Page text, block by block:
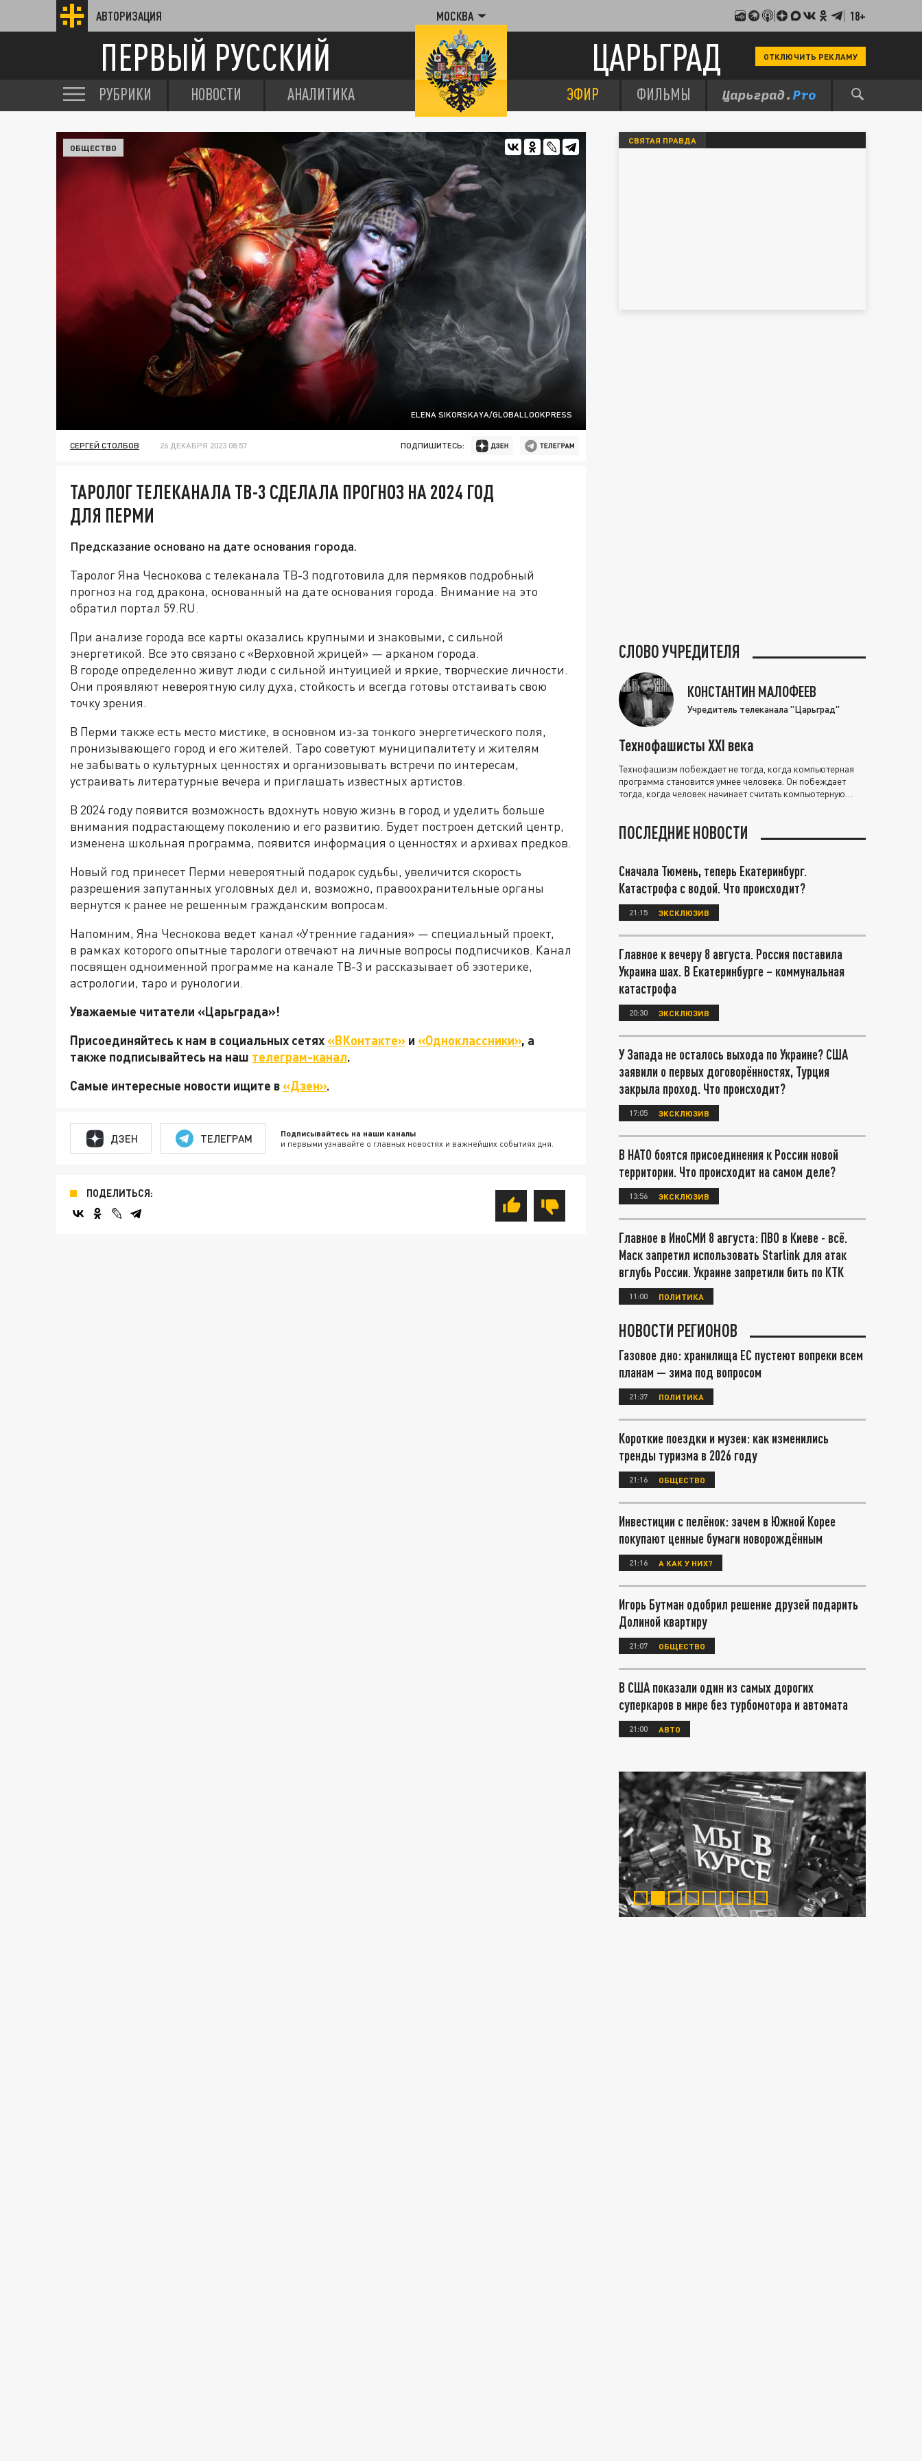
АВТОРИЗАЦИЯ МОСКВА 18+
ПЕРВЫЙ РУССКИЙ ЦАРЬГРАД ОТКЛЮЧИТЬ РЕКЛАМУ
РУБРИКИ НОВОСТИ АНАЛИТИКА ЭФИР ФИЛЬМЫ
ELENA SIKORSKAYA/GLOBALLOOKPRESS
ОБЩЕСТВО
СЕРГЕЙ СТОЛБОВ 26 ДЕКАБРЯ 2023 08:57 ПОДПИШИТЕСЬ:
ТАРОЛОГ ТЕЛЕКАНАЛА ТВ-3 СДЕЛАЛА ПРОГНОЗ НА 2024 ГОД
ДЛЯ ПЕРМИ
Предсказание основано на дате основания города.
Таролог Яна Чеснокова с телеканала ТВ-3 подготовила для пермяков подробный
прогноз на год дракона, основанный на дате основания города. Внимание на это
обратил портал 59.RU.
При анализе города все карты оказались крупными и знаковыми, с сильной
энергетикой. Все это связано с «Верховной жрицей» — арканом города.
В городе определенно живут люди с сильной интуицией и яркие, творческие личности.
Они проявляют невероятную силу духа, стойкость и всегда готовы отстаивать свою
точку зрения.
В Перми также есть место мистике, в основном из-за тонкого энергетического поля,
пронизывающего город и его жителей. Таро советуют муниципалитету и жителям
не забывать о культурных ценностях и организовывать встречи по интересам,
устраивать литературные вечера и приглашать известных артистов.
В 2024 году появится возможность вдохнуть новую жизнь в город и уделить больше
внимания подрастающему поколению и его развитию. Будет построен детский центр,
изменена школьная программа, появится информация о ценностях и архивах предков.
Новый год принесет Перми невероятный подарок судьбы, увеличится скорость
разрешения запутанных уголовных дел и, возможно, правоохранительные органы
вернутся к ранее не решенным гражданским вопросам.
Напомним, Яна Чеснокова ведет канал «Утренние гадания» — специальный проект,
в рамках которого опытные тарологи отвечают на личные вопросы подписчиков. Канал
посвящен одноименной программе на канале ТВ-3 и рассказывает об эзотерике,
астрологии, таро и рунологии.
Уважаемые читатели «Царьграда»!
Присоединяйтесь к нам в социальных сетях«ВКонтакте» и «Одноклассники», а
также подписывайтесь на наш телеграм-канал.
Самые интересные новости ищите в«Дзен».
ДЗЕН ТЕЛЕГРАМ Подписывайтесь на наши каналы
и первыми узнавайте о главных новостях и важнейших событиях дня.
ПОДЕЛИТЬСЯ:
СВЯТАЯ ПРАВДА
СЛОВО УЧРЕДИТЕЛЯ
КОНСТАНТИН МАЛОФЕЕВ
Учредитель телеканала "Царьград"
Технофашисты XXI века
Технофашизм побеждает не тогда, когда компьютерная
программа становится умнее человека. Он побеждает
тогда, когда человек начинает считать компьютерную
ПОСЛЕДНИЕ НОВОСТИ
Сначала Тюмень, теперь Екатеринбург.
Катастрофа с водой. Что происходит?
21:15 ЭКСКЛЮЗИВ
Главное к вечеру 8 августа. Россия поставила
Украина шах. В Екатеринбурге – коммунальная
катастрофа
20:30 ЭКСКЛЮЗИВ
У Запада не осталось выхода по Украине? США
заявили о первых договорённостях, Турция
закрыла проход. Что происходит?
17:05 ЭКСКЛЮЗИВ
В НАТО боятся присоединения к России новой
территории. Что происходит на самом деле?
13:56 ЭКСКЛЮЗИВ
Главное в ИноСМИ 8 августа: ПВО в Киеве - всё.
Маск запретил использовать Starlink для атак
вглубь России. Украине запретили бить по КТК
11:00 ПОЛИТИКА
НОВОСТИ РЕГИОНОВ
Газовое дно: хранилища ЕС пустеют вопреки всем
планам — зима под вопросом
21:37 ПОЛИТИКА
Короткие поездки и музеи: как изменились
тренды туризма в 2026 году
21:16 ОБЩЕСТВО
Инвестиции с пелёнок: зачем в Южной Корее
покупают ценные бумаги новорождённым
21:16 А КАК У НИХ?
Игорь Бутман одобрил решение друзей подарить
Долиной квартиру
21:07 ОБЩЕСТВО
В США показали один из самых дорогих
суперкаров в мире без турбомотора и автомата
21:00 АВТО